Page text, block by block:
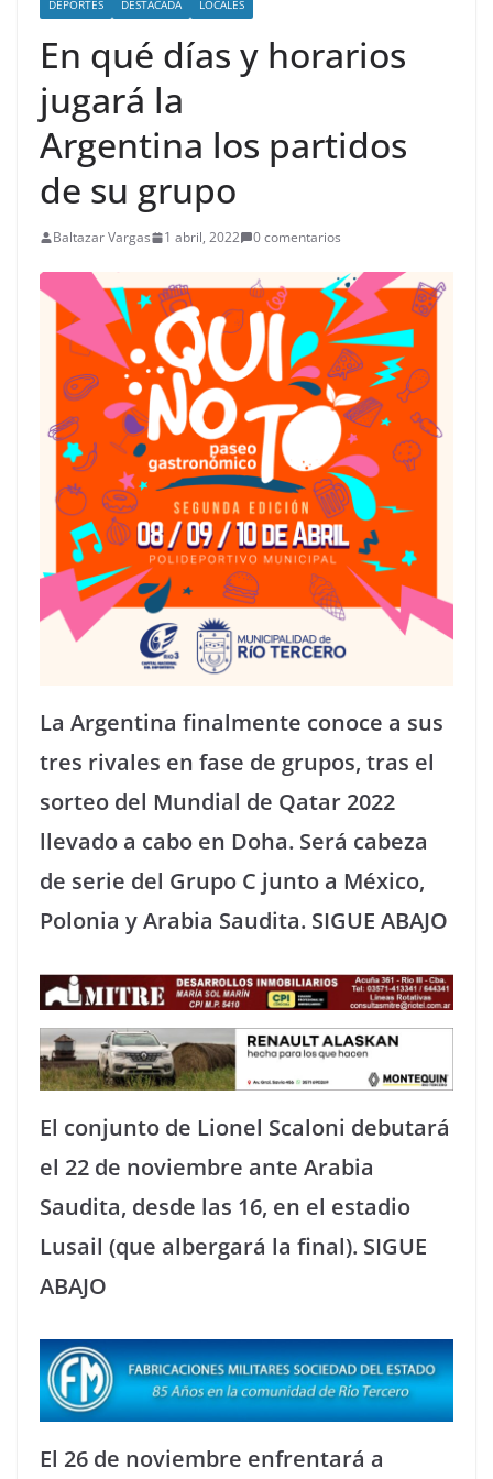
DEPORTES DESTACADA LOCALES
En qué días y horarios
jugará la
Argentina los partidos
de su grupo
Baltazar Vargas 1 abril, 2022 0 comentarios
La Argentina finalmente conoce a sus
tres rivales en fase de grupos, tras el
sorteo del Mundial de Qatar 2022
llevado a cabo en Doha. Será cabeza
de serie del Grupo C junto a México,
Polonia y Arabia Saudita. SIGUE ABAJO
El conjunto de Lionel Scaloni debutará
el 22 de noviembre ante Arabia
Saudita, desde las 16, en el estadio
Lusail (que albergará la final). SIGUE
ABAJO
El 26 de noviembre enfrentará a